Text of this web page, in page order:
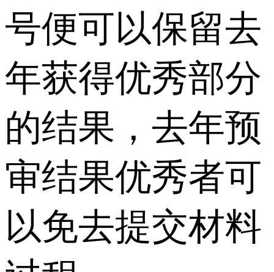
号便可以保留去
年获得优秀部分
的结果，去年预
审结果优秀者可
以免去提交材料